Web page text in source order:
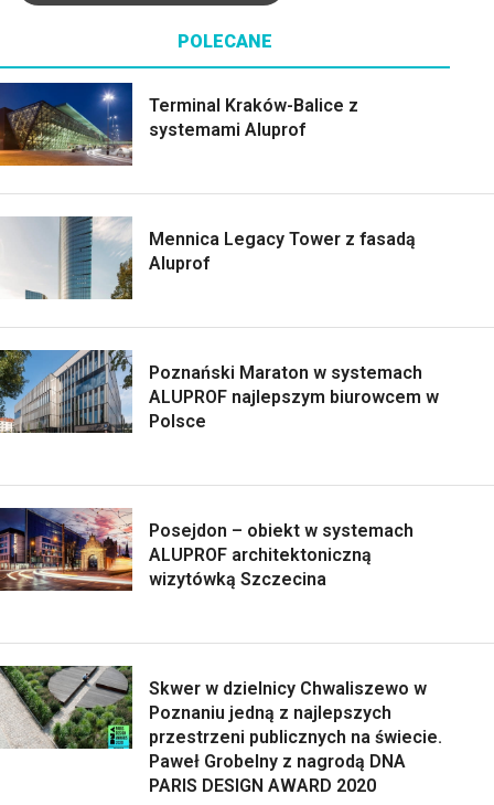
POLECANE
Terminal Kraków-Balice z
systemami Aluprof
Mennica Legacy Tower z fasadą
Aluprof
Poznański Maraton w systemach
ALUPROF najlepszym biurowcem w
Polsce
Posejdon – obiekt w systemach
ALUPROF architektoniczną
wizytówką Szczecina
Skwer w dzielnicy Chwaliszewo w
Poznaniu jedną z najlepszych
przestrzeni publicznych na świecie.
Paweł Grobelny z nagrodą DNA
PARIS DESIGN AWARD 2020